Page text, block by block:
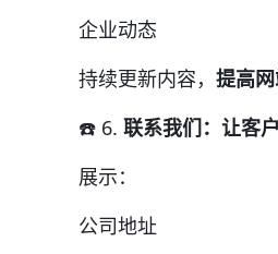
企业动态
持续更新内容， 提高
☎️ 6. 联系我们：让客
展示：
公司地址